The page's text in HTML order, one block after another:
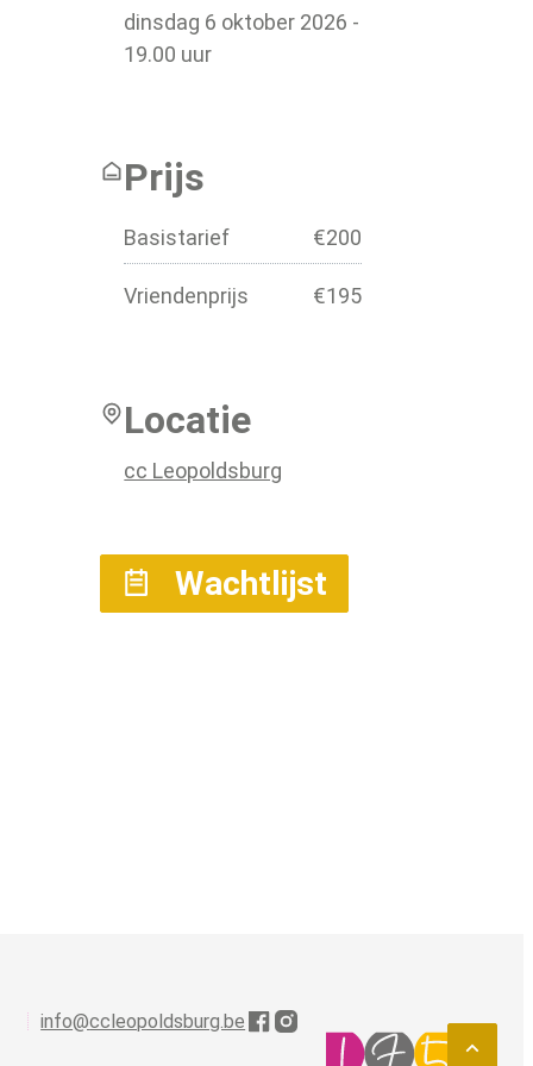
dinsdag 6 oktober 2026 -
19.00 uur
Prijs
Basistarief €200
Vriendenprijs €195
Locatie
cc Leopoldsburg
Wachtlijst
info@ccleopoldsburg.be
Facebook
Instagram